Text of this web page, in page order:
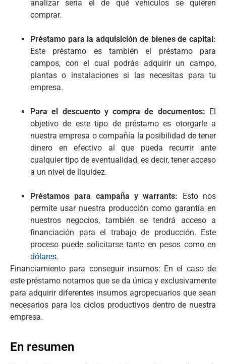
analizar sería el de qué vehículos se quieren
comprar.
Préstamo para la adquisición de bienes de capital:
Este préstamo es también el préstamo para
campos, con el cual podrás adquirir un campo,
plantas o instalaciones si las necesitas para tu
empresa.
Para el descuento y compra de documentos: El
objetivo de este tipo de préstamo es otorgarle a
nuestra empresa o compañía la posibilidad de tener
dinero en efectivo al que pueda recurrir ante
cualquier tipo de eventualidad, es decir, tener acceso
a un nivel de liquidez.
Préstamos para campaña y warrants: Esto nos
permite usar nuestra producción como garantía en
nuestros negocios, también se tendrá acceso a
financiación para el trabajo de producción. Este
proceso puede solicitarse tanto en pesos como en
dólares.
Financiamiento para conseguir insumos: En el caso de
este préstamo notamos que se da única y exclusivamente
para adquirir diferentes insumos agropecuarios que sean
necesarios para los ciclos productivos dentro de nuestra
empresa.
En resumen